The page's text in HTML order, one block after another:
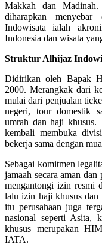
Makkah dan
diharapkan menyebar
Indowisata ialah
Indonesia dan wisata
Struktur Alhijaz
Didirikan oleh Bapak
2000. Merangkak dari
mulai dari penjualan
negeri, tour domestik
umrah dan haji
kembali membuka
bekerja sama dengan
Sebagai komitmen
jamaah secara aman
mengantongi izin resmi
lalu izin haji khusus dan
itu perusahaan juga
nasional seperti Asita,
khusus merupakan
IATA.